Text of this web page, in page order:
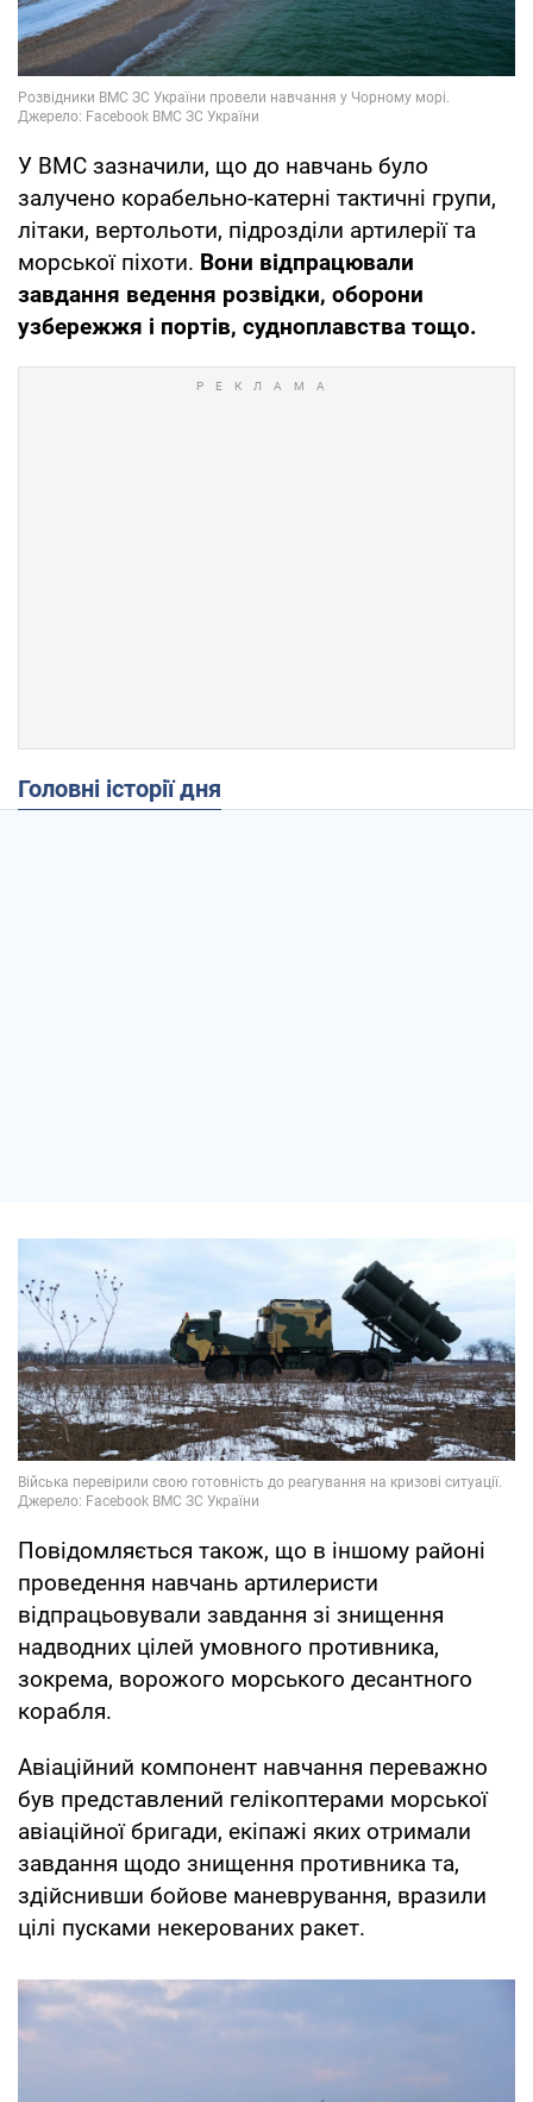
У ВМС зазначили, що до навчань було
залучено корабельно-катерні тактичні групи,
літаки, вертольоти, підрозділи артилерії та
морської піхоти. Вони відпрацювали
завдання ведення розвідки, оборони
узбережжя і портів, судноплавства тощо.
Головні історії дня
Повідомляється також, що в іншому районі
проведення навчань артилеристи
відпрацьовували завдання зі знищення
надводних цілей умовного противника,
зокрема, ворожого морського десантного
корабля.
Авіаційний компонент навчання переважно
був представлений гелікоптерами морської
авіаційної бригади, екіпажі яких отримали
завдання щодо знищення противника та,
здійснивши бойове маневрування, вразили
цілі пусками некерованих ракет.